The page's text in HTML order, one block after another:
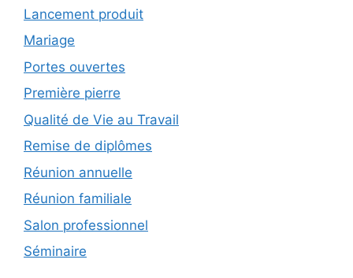
Lancement produit
Mariage
Portes ouvertes
Première pierre
Qualité de Vie au Travail
Remise de diplômes
Réunion annuelle
Réunion familiale
Salon professionnel
Séminaire